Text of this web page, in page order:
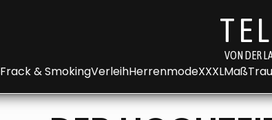
VON DER
Frack & SmokingVerleihHerrenmodeXXXLMaß